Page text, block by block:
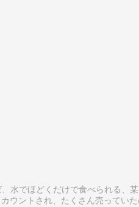
水でほどくだけで食べられる、
ウントされ、たくさん売ってい